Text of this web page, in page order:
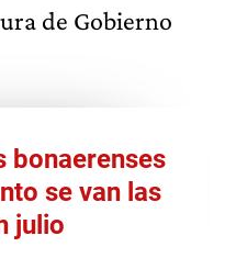
de Gobierno
bonaerenses
se van las
julio